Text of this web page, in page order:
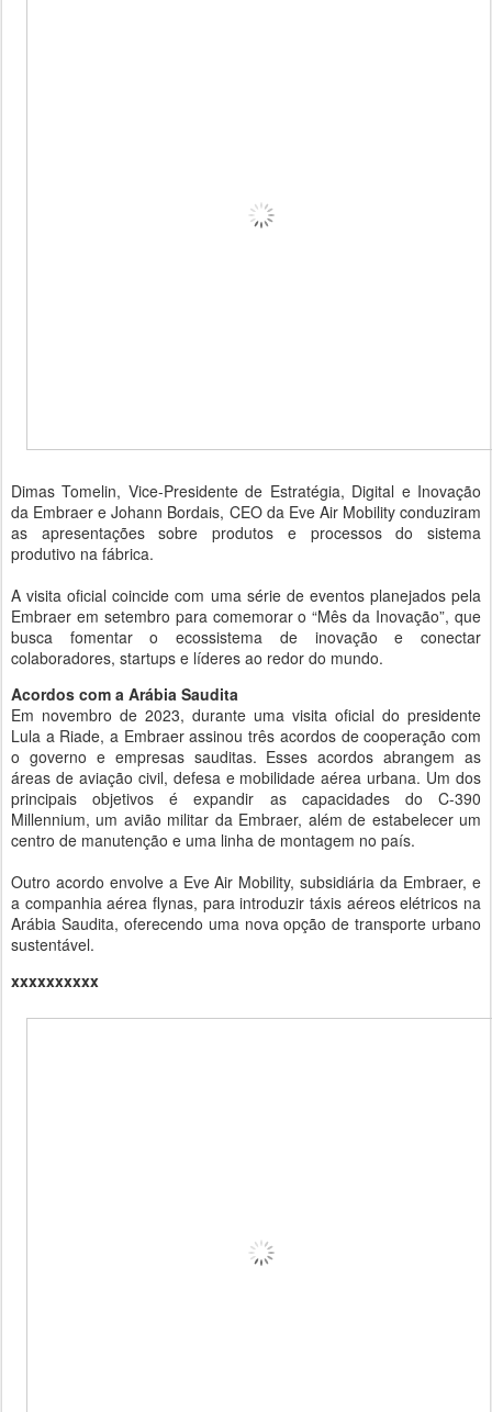
Dimas Tomelin, Vice-Presidente de Estratégia, Digital e Inovação
da Embraer e Johann Bordais, CEO da Eve Air Mobility conduziram
as apresentações sobre produtos e processos do sistema
produtivo na fábrica.
A visita oficial coincide com uma série de eventos planejados pela
Embraer em setembro para comemorar o “Mês da Inovação”, que
busca fomentar o ecossistema de inovação e conectar
colaboradores, startups e líderes ao redor do mundo.
Acordos com a Arábia Saudita
Em novembro de 2023, durante uma visita oficial do presidente
Lula a Riade, a Embraer assinou três acordos de cooperação com
o governo e empresas sauditas. Esses acordos abrangem as
áreas de aviação civil, defesa e mobilidade aérea urbana. Um dos
principais objetivos é expandir as capacidades do C-390
Millennium, um avião militar da Embraer, além de estabelecer um
centro de manutenção e uma linha de montagem no país.
Outro acordo envolve a Eve Air Mobility, subsidiária da Embraer, e
a companhia aérea flynas, para introduzir táxis aéreos elétricos na
Arábia Saudita, oferecendo uma nova opção de transporte urbano
sustentável.
xxxxxxxxxx